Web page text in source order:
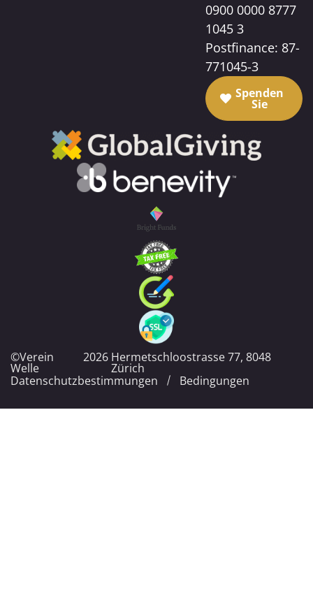
0900 0000 8777
1045 3
Postfinance: 87-
771045-3
Spenden
Sie
©Verein
Welle
2026 Hermetschloostrasse 77, 8048
Zürich
Datenschutzbestimmungen
Bedingungen